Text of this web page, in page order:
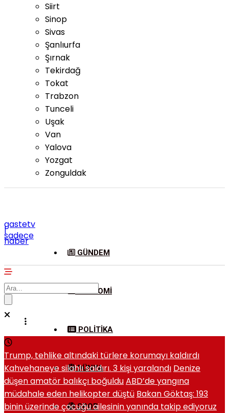
Siirt
Sinop
Sivas
Şanlıurfa
Şırnak
Tekirdağ
Tokat
Trabzon
Tunceli
Uşak
Van
Yalova
Yozgat
Zonguldak
gastetv
|
sadece
haber
GÜNDEM
EKONOMI
POLITIKA
DÜNYA
SPOR
Trump, tehlike altındaki türlere korumayı kaldırdı
Kahvehaneye silahlı saldırı. 3 kişi yaralandı Denize
düşen amatör balıkçı boğulduABD’de yangına
müdahale eden helikopter düştü Bakan Göktaş: 193
binin üzerinde çocuğu ailesinin yanında takip ediyoruz